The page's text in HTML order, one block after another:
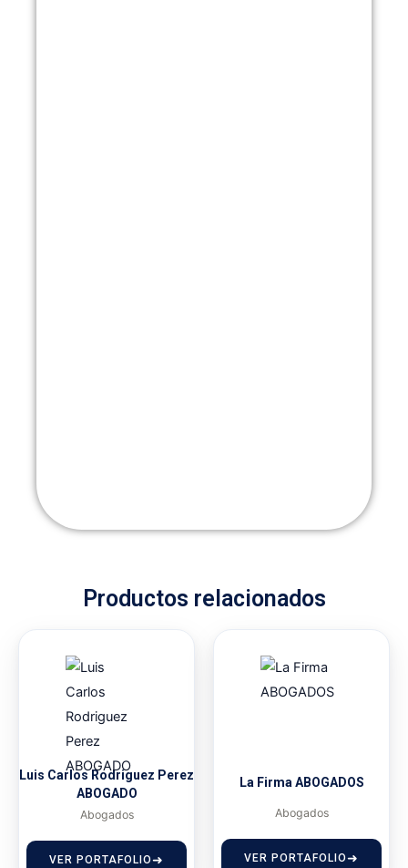
Productos relacionados
Luis Carlos Rodriguez Perez
ABOGADO
Abogados
VER PORTAFOLIO
La Firma ABOGADOS
Abogados
VER PORTAFOLIO